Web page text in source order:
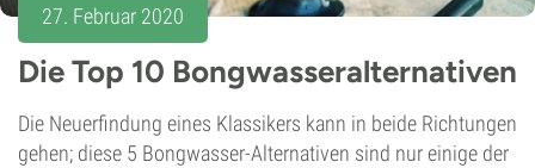
27. Februar 2020
Die Top 10 Bongwasseralternativen
Die Neuerfindung eines Klassikers kann in beide Richtungen
gehen; diese 5 Bongwasser-Alternativen sind nur einige der